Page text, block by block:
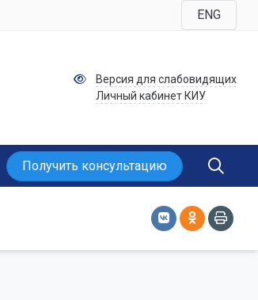
ENG
Версия для слабовидящих
Личный кабинет КИУ
Получить консультацию